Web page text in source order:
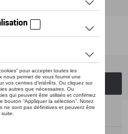
et protection
Housses de protection
afficher)
un modèle